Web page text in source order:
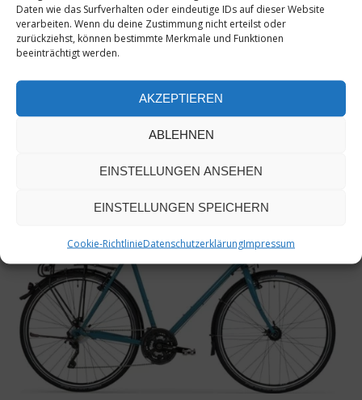
Daten wie das Surfverhalten oder eindeutige IDs auf dieser Website
verarbeiten. Wenn du deine Zustimmung nicht erteilst oder
zurückziehst, können bestimmte Merkmale und Funktionen
beeinträchtigt werden.
AKZEPTIEREN
ABLEHNEN
EINSTELLUNGEN ANSEHEN
EINSTELLUNGEN SPEICHERN
Cookie-RichtlinieDatenschutzerklärungImpressum
VELOSTAR
F010 Disc 105 Cyclocross